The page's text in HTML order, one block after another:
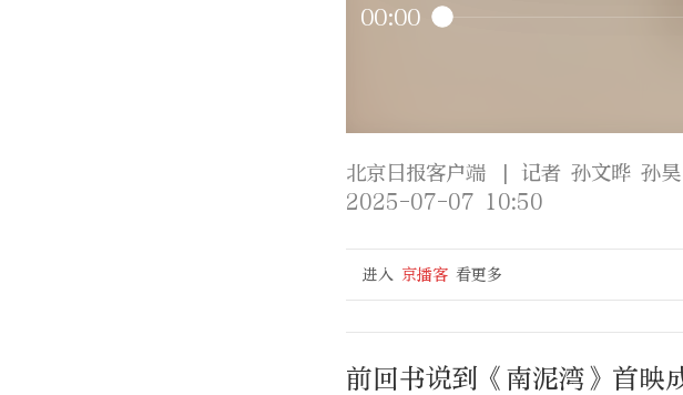
00:00
北京日报客户端
| 记者 孙文晔 孙
2025-07-07 10:50
进入 京播客 看更多
前回书说到《南泥湾》首映